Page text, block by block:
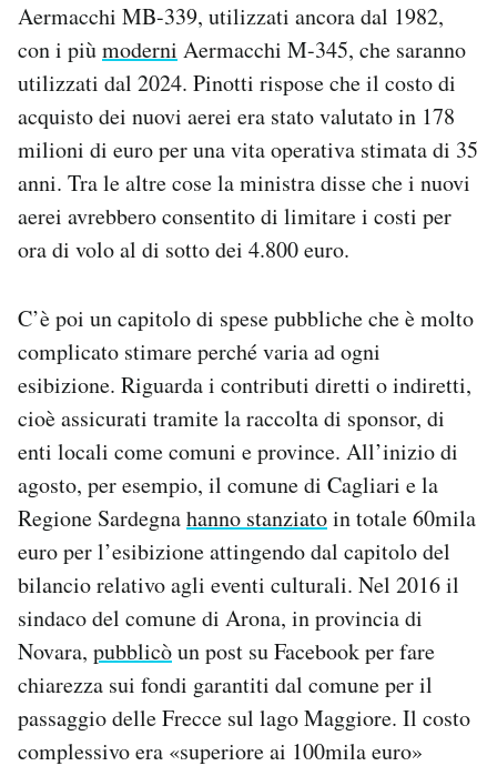
Aermacchi MB-339, utilizzati ancora dal 1982,
con i piùmoderni Aermacchi M-345, che saranno
utilizzati dal 2024. Pinotti rispose che il costo di
acquisto dei nuovi aerei era stato valutato in 178
milioni di euro per una vita operativa stimata di 35
anni. Tra le altre cose la ministra disse che i nuovi
aerei avrebbero consentito di limitare i costi per
ora di volo al di sotto dei 4.800 euro.
C’è poi un capitolo di spese pubbliche che è molto
complicato stimare perché varia ad ogni
esibizione. Riguarda i contributi diretti o indiretti,
cioè assicurati tramite la raccolta di sponsor, di
enti locali come comuni e province. All’inizio di
agosto, per esempio, il comune di Cagliari e la
Regione Sardegnahanno stanziatoin totale 60mila
euro per l’esibizione attingendo dal capitolo del
bilancio relativo agli eventi culturali. Nel 2016 il
sindaco del comune di Arona, in provincia di
Novara, pubblicòun post su Facebook per fare
chiarezza sui fondi garantiti dal comune per il
passaggio delle Frecce sul lago Maggiore. Il costo
complessivo era «superiore ai 100mila euro»